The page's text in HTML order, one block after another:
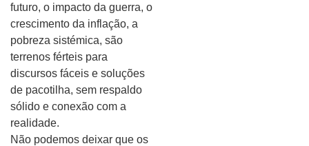
futuro, o impacto da guerra, o
crescimento da inflação, a
pobreza sistémica, são
terrenos férteis para
discursos fáceis e soluções
de pacotilha, sem respaldo
sólido e conexão com a
realidade.
Não podemos deixar que os